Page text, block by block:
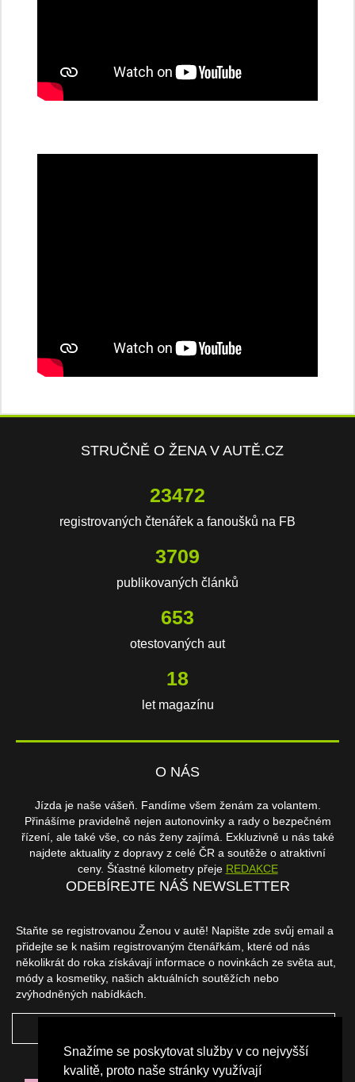
Snažíme se poskytovat služby v co nejvyšší
kvalitě, proto naše stránky využívají
STRUČNĚ O ŽENA V AUTĚ.CZ
23472
registrovaných čtenářek a fanoušků na FB
3709
publikovaných článků
653
otestovaných aut
18
let magazínu
O NÁS
Jízda je naše vášeň. Fandíme všem ženám za volantem.
Přinášíme pravidelně nejen autonovinky a rady o bezpečném
řízení, ale také vše, co nás ženy zajímá. Exkluzivně u nás také
najdete aktuality z dopravy z celé ČR a soutěže o atraktivní
ceny. Šťastné kilometry přeje REDAKCE
ODEBÍREJTE NÁŠ NEWSLETTER
Staňte se registrovanou Ženou v autě! Napište zde svůj email a
přidejte se k našim registrovaným čtenářkám, které od nás
několikrát do roka získávají informace o novinkách ze světa aut,
módy a kosmetiky, našich aktuálních soutěžích nebo
zvýhodněných nabídkách.
NAŠI PARTNEŘI